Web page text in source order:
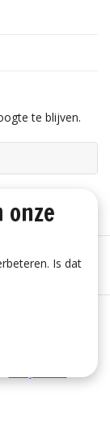
te blijven.
onze
Is dat